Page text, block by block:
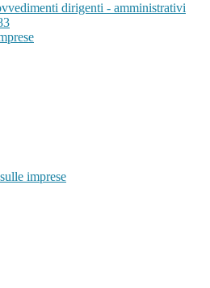
dirigenti - amministrativi
imprese